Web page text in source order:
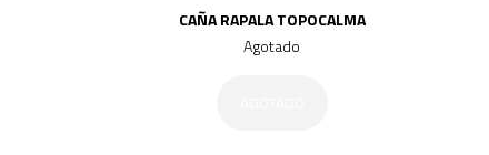
CAÑA RAPALA TOPOCALMA
Agotado